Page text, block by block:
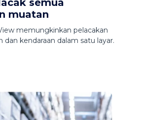
muatan
memungkinkan pelacakan
dan kendaraan dalam satu layar.